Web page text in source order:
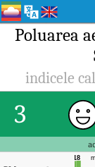
Poluarea
indicele
3
18